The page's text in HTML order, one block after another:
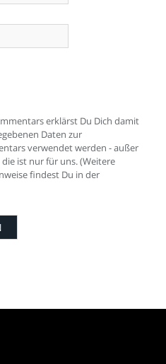
erklärst Du Dich damit
Daten zur
verwendet werden - außer
ist nur für uns. (Weitere
findest Du in der